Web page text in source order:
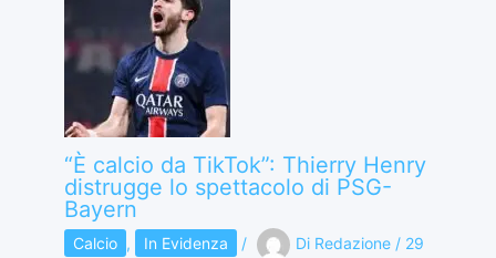
“È calcio da TikTok”: Thierry Henry
distrugge lo spettacolo di PSG-
Bayern
Calcio , In Evidenza / Di Redazione / 29